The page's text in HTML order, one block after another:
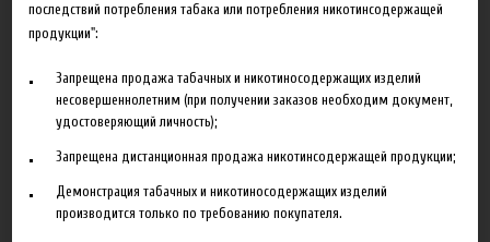
Артикул: x_optimal_0_100
В корзину
Добавить в сравнение
последствий потребления табака или потребления никотинсодержащей
продукции":
Запрещена продажа табачных и никотиносодержащих изделий
несовершеннолетним (при получении заказов необходим документ,
удостоверяющий личность);
Запрещена дистанционная продажа никотинсодержащей продукции;
Демонстрация табачных и никотиносодержащих изделий
производится только по требованию покупателя.